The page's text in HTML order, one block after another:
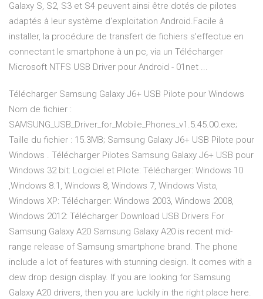
Galaxy S, S2, S3 et S4 peuvent ainsi être dotés de pilotes
adaptés à leur système d'exploitation Android.Facile à
installer, la procédure de transfert de fichiers s'effectue en
connectant le smartphone à un pc, via un Télécharger
Microsoft NTFS USB Driver pour Android - 01net ...
Télécharger Samsung Galaxy J6+ USB Pilote pour Windows
Nom de fichier :
SAMSUNG_USB_Driver_for_Mobile_Phones_v1.5.45.00.exe;
Taille du fichier : 15.3MB; Samsung Galaxy J6+ USB Pilote pour
Windows . Télécharger Pilotes Samsung Galaxy J6+ USB pour
Windows 32 bit: Logiciel et Pilote: Télécharger: Windows 10
,Windows 8.1, Windows 8, Windows 7, Windows Vista,
Windows XP: Télécharger: Windows 2003, Windows 2008,
Windows 2012: Télécharger Download USB Drivers For
Samsung Galaxy A20 Samsung Galaxy A20 is recent mid-
range release of Samsung smartphone brand. The phone
include a lot of features with stunning design. It comes with a
dew drop design display. If you are looking for Samsung
Galaxy A20 drivers, then you are luckily in the right place here.